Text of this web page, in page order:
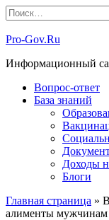
Перейти
к
содержанию
Search
for:
Pro-Gov.Ru
Информационный
Вопрос-ответ
База знаний
Доходы
Блоги
Главная страница »
алименты мужчинам